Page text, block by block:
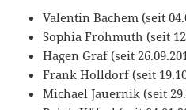
Valentin Bachem (seit
Sophia Frohmuth (seit
Hagen Graf (seit
Frank Holldorf (seit
Michael Jauernik (seit